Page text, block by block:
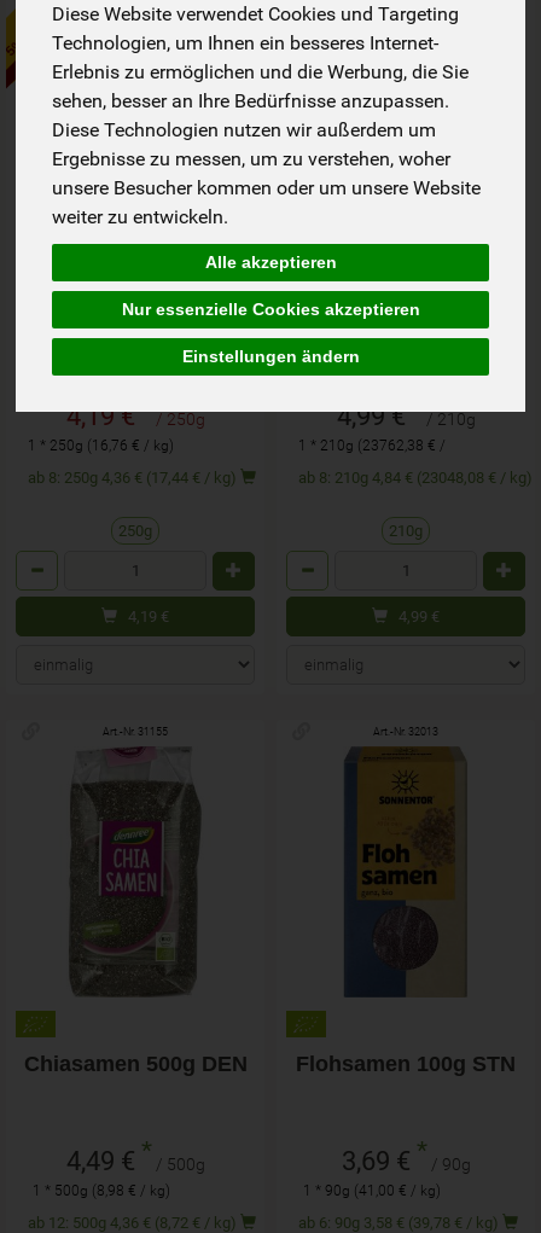
Diese Website verwendet Cookies und Targeting
Technologien, um Ihnen ein besseres Internet-
Erlebnis zu ermöglichen und die Werbung, die Sie
sehen, besser an Ihre Bedürfnisse anzupassen.
Diese Technologien nutzen wir außerdem um
Ergebnisse zu messen, um zu verstehen, woher
unsere Besucher kommen oder um unsere Website
weiter zu entwickeln.
Alle akzeptieren
Nur essenzielle Cookies akzeptieren
Einstellungen ändern
bis zum 16.6.2027
Blaumohn 250g RAP
4,19 €*/ 250g
1 * 250g (16,76 € / kg)
ab 8: 250g 4,36 € (17,44 € / kg)
250g
4,19 €
Chia 210g DAV
4,99 €*/ 210g
1 * 210g (23762,38 € /
kg)
ab 8: 210g 4,84 € (23048,08 € / kg)
210g
4,99 €
Art.-Nr. 31155
Chiasamen 500g DEN
4,49 € * / 500g
1 * 500g (8,98 € / kg)
ab 12: 500g 4,36 € (8,72 € / kg)
Art.-Nr. 32013
Flohsamen 100g STN
3,69 € * / 90g
1 * 90g (41,00 € / kg)
ab 6: 90g 3,58 € (39,78 € / kg)